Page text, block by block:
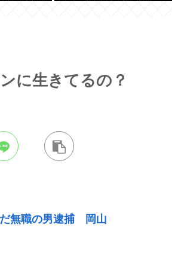
に生きてるの？
だ無職の男逮捕 岡山